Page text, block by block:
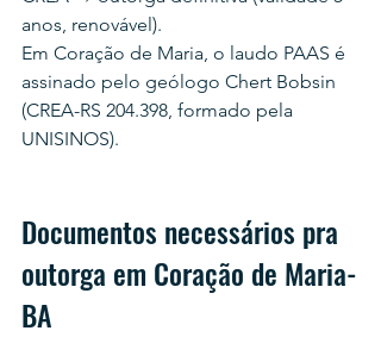
anos, renovável).
Em Coração de Maria, o laudo PAAS é
assinado pelo geólogo Chert Bobsin
(CREA-RS 204.398, formado pela
UNISINOS).
Documentos necessários pra
outorga em Coração de Maria-
BA